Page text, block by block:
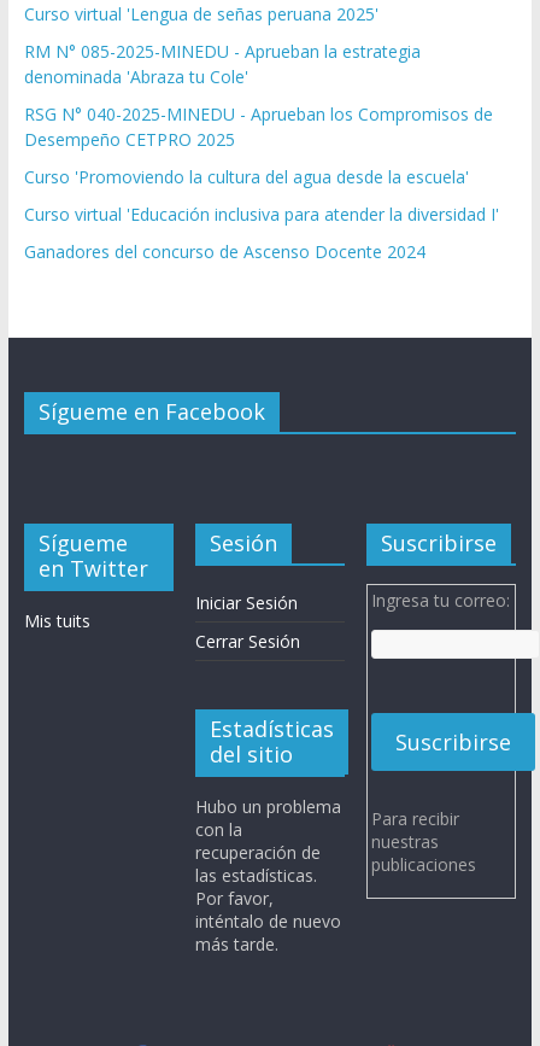
Curso virtual 'Lengua de señas peruana 2025'
RM N° 085-2025-MINEDU - Aprueban la estrategia
denominada 'Abraza tu Cole'
RSG N° 040-2025-MINEDU - Aprueban los Compromisos de
Desempeño CETPRO 2025
Curso 'Promoviendo la cultura del agua desde la escuela'
Curso virtual 'Educación inclusiva para atender la diversidad I'
Ganadores del concurso de Ascenso Docente 2024
Sígueme en Facebook
Sígueme
en Twitter
Mis tuits
Sesión
Iniciar Sesión
Cerrar Sesión
Estadísticas
del sitio
Hubo un problema
con la
recuperación de
las estadísticas.
Por favor,
inténtalo de nuevo
más tarde.
Suscribirse
Ingresa tu correo:
Para recibir
nuestras
publicaciones